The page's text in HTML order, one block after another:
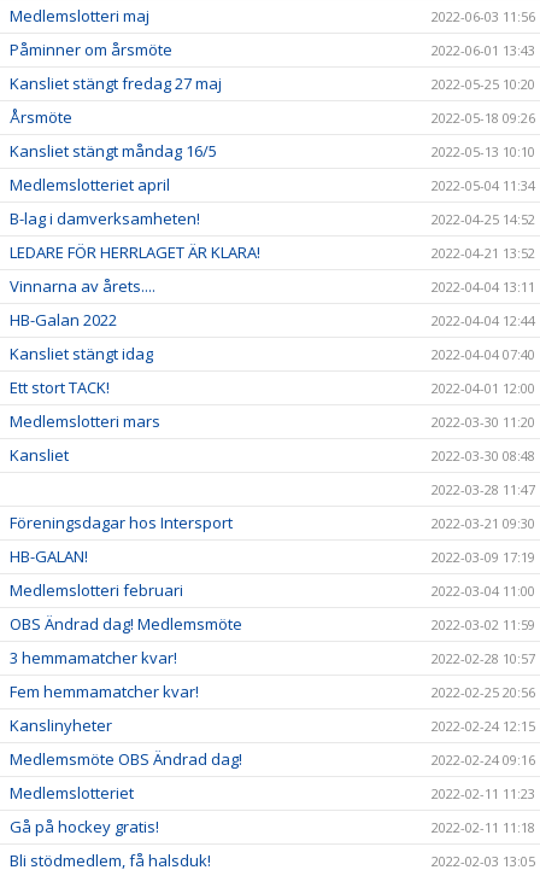
Medlemslotteri maj 2022-06-03 11:56
Påminner om årsmöte 2022-06-01 13:43
Kansliet stängt fredag 27 maj 2022-05-25 10:20
Årsmöte 2022-05-18 09:26
Kansliet stängt måndag 16/5 2022-05-13 10:10
Medlemslotteriet april 2022-05-04 11:34
B-lag i damverksamheten! 2022-04-25 14:52
LEDARE FÖR HERRLAGET ÄR KLARA! 2022-04-21 13:52
Vinnarna av årets.... 2022-04-04 13:11
HB-Galan 2022 2022-04-04 12:44
Kansliet stängt idag 2022-04-04 07:40
Ett stort TACK! 2022-04-01 12:00
Medlemslotteri mars 2022-03-30 11:20
Kansliet
2022-03-30 08:48
2022-03-28 11:47
Föreningsdagar hos Intersport 2022-03-21 09:30
HB-GALAN! 2022-03-09 17:19
Medlemslotteri februari 2022-03-04 11:00
OBS Ändrad dag! Medlemsmöte 2022-03-02 11:59
3 hemmamatcher kvar! 2022-02-28 10:57
Fem hemmamatcher kvar! 2022-02-25 20:56
Kanslinyheter 2022-02-24 12:15
Medlemsmöte OBS Ändrad dag! 2022-02-24 09:16
Medlemslotteriet 2022-02-11 11:23
Gå på hockey gratis! 2022-02-11 11:18
Bli stödmedlem, få halsduk! 2022-02-03 13:05